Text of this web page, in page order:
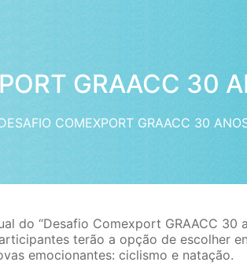
GRAACC 30
COMEXPORT GRAACC 30
do “Desafio Comexport GRAACC 30
terão a opção de escolher
emocionantes: ciclismo e natação.